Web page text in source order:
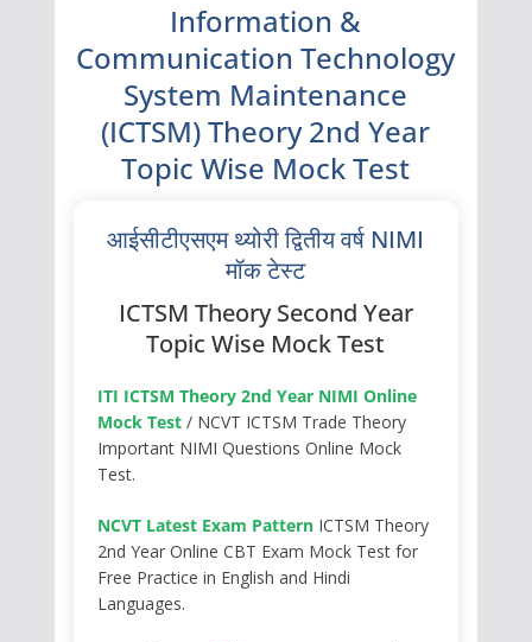
Information &
Communication Technology
System Maintenance
(ICTSM) Theory 2nd Year
Topic Wise Mock Test
आईसीटीएसएम थ्योरी द्वितीय वर्ष NIMI
मॉक टेस्ट
ICTSM Theory Second Year
Topic Wise Mock Test
ITI ICTSM Theory 2nd Year NIMI Online
Mock Test/ NCVT ICTSM Trade Theory
Important NIMI Questions Online Mock
Test.
NCVT Latest Exam PatternICTSM Theory
2nd Year Online CBT Exam Mock Test for
Free Practice in English and Hindi
Languages.